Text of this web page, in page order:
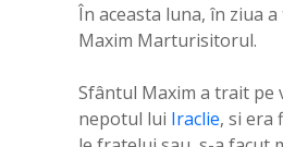
În aceasta luna, în ziua
Maxim Marturisitorul.
Sfântul Maxim a trait pe
nepotul lui Iraclie, si era